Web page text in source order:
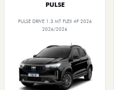
PULSE
PULSE DRIVE 1.3 MT FLEX 4P 2026
2026/2026